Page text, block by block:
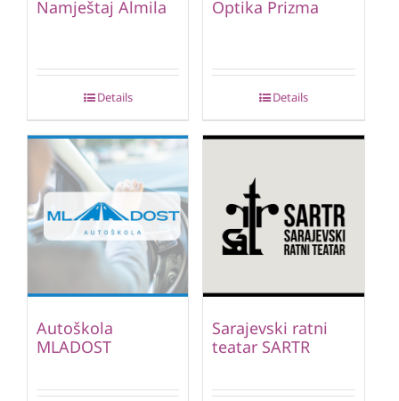
Namještaj Almila
Details
Optika Prizma
Details
Autoškola
MLADOST
Sarajevski ratni
teatar SARTR